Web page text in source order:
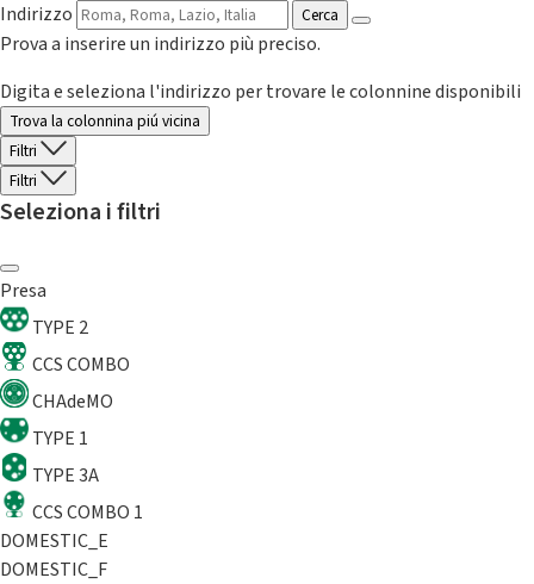
Indirizzo
Cerca
Prova a inserire un indirizzo più preciso.
Digita e seleziona l'indirizzo per trovare le colonnine disponibili
Trova la colonnina piú vicina
Filtri
Filtri
Seleziona i filtri
Presa
TYPE 2
CCS COMBO
CHAdeMO
TYPE 1
TYPE 3A
CCS COMBO 1
DOMESTIC_E
DOMESTIC_F